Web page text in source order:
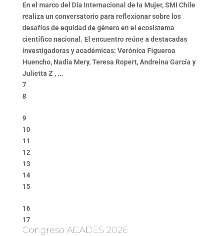
En el marco del Día Internacional de la Mujer, SMI Chile
realiza un conversatorio para reflexionar sobre los
desafíos de equidad de género en el ecosistema
científico nacional. El encuentro reúne a destacadas
investigadoras y académicas: Verónica Figueroa
Huencho, Nadia Mery, Teresa Ropert, Andreina García y
Julietta Z , ...
7
8
9
10
11
12
13
14
15
16
17
Congreso ACADES 2026